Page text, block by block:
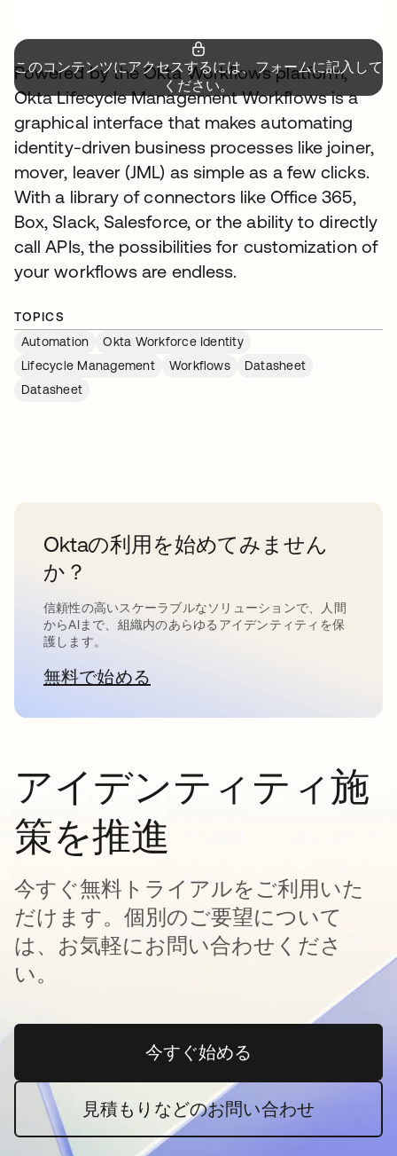
このコンテンツにアクセスするには、フォームに記入して
ください。
Powered by the Okta Workflows platform,
Okta Lifecycle Management Workflows is a
graphical interface that makes automating
identity-driven business processes like joiner,
mover, leaver (JML) as simple as a few clicks.
With a library of connectors like Office 365,
Box, Slack, Salesforce, or the ability to directly
call APIs, the possibilities for customization of
your workflows are endless.
TOPICS
Automation
Okta Workforce Identity
Lifecycle Management
Workflows
Datasheet
Datasheet
Oktaの利用を始めてみません
か？
信頼性の高いスケーラブルなソリューションで、人間
からAIまで、組織内のあらゆるアイデンティティを保
護します。
無料で始める新しいタブで開く
アイデンティティ施
策を推進
今すぐ無料トライアルをご利用いた
だけます。個別のご要望について
は、お気軽にお問い合わせくださ
い。
今すぐ始める新しいタブで開く
見積もりなどのお問い合わせ